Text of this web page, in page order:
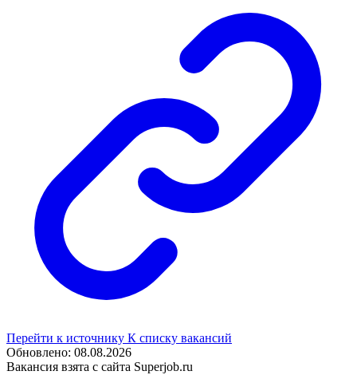
Перейти к источнику К списку вакансий
Обновлено: 08.08.2026
Вакансия взята с сайта Superjob.ru